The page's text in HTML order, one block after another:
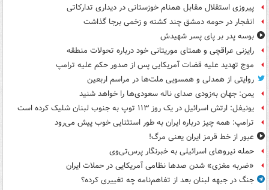
پیروزی استقلال مقابل همنام خوزستانی در دیداری تدارکاتی
انفجار در حومه دمشق چند کشته و زخمی برجا گذاشت
بوسه‌ پدر بر پای پسر شهیدش
رایزنی عراقچی و همتای موریتانی خود درباره تحولات منطقه
موج تهدید علیه قضات آمریکایی پس از صدور حکم علیه ترامپ
روایتی از همدلی و همسویی ملت‌ها در مراسم اربعین
یمن: جهان به‌زودی صدای ناله سعودی‌ها را خواهد شنید
یونیفل: ارتش اسرائیل در یک روز ۱۱۳ توپ به جنوب لبنان شلیک کرده است
ترامپ: همه چیز درباره ایران به طور استثنایی خوب پیش می‌رود
عبور از خط قرمز ایران یعنی مرگ!
حمله نیروهای اسرائیلی به خبرنگار پرس‌تی‌وی
«ضربه مغزی» شدن صدها نظامی آمریکایی در حملات ایران
جنگ در جبهه لبنان بعد از تفاهم‌نامه چه تغییری کرده؟